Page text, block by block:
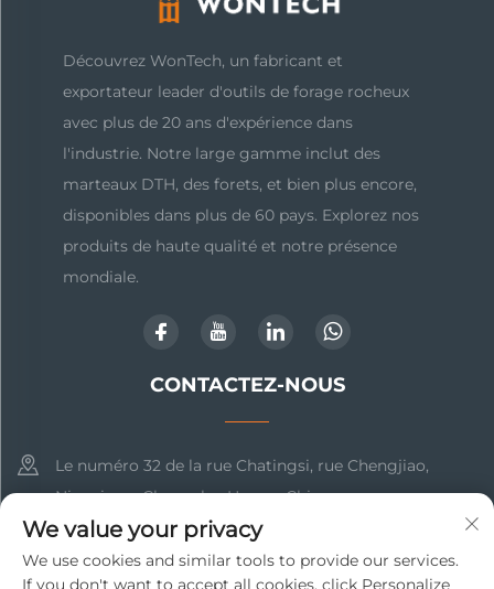
Découvrez WonTech, un fabricant et
exportateur leader d'outils de forage rocheux
avec plus de 20 ans d'expérience dans
l'industrie. Notre large gamme inclut des
marteaux DTH, des forets, et bien plus encore,
disponibles dans plus de 60 pays. Explorez nos
produits de haute qualité et notre présence
mondiale.
CONTACTEZ-NOUS
Le numéro 32 de la rue Chatingsi, rue Chengjiao,
Ningxiang, Changsha, Hunan, Chine
+86-17369211460
We value your privacy
We use cookies and similar tools to provide our services.
If you don't want to accept all cookies, click Personalize